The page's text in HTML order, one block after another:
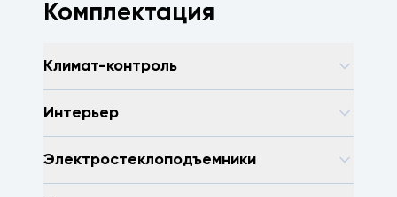
Комплектация
Климат-контроль
Интерьер
Электростеклоподъемники